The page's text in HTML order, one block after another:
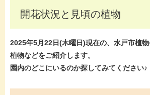
開花状況と見頃の植物
2025年5月22日(木曜日)現在の、水戸市植
植物などをご紹介します。
園内のどこにいるのか探してみてください♪